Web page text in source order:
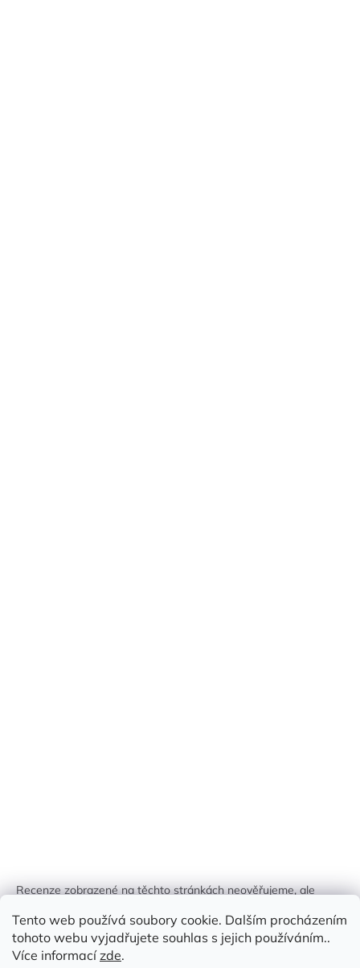
Tento web používá soubory cookie. Dalším procházením
tohoto webu vyjadřujete souhlas s jejich používáním..
Více informacízde.
Recenze zobrazené na těchto stránkách neověřujeme, ale
identifikován.